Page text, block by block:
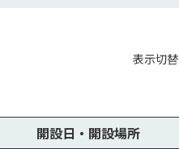
表
の
表示切替
開設日・開設場所